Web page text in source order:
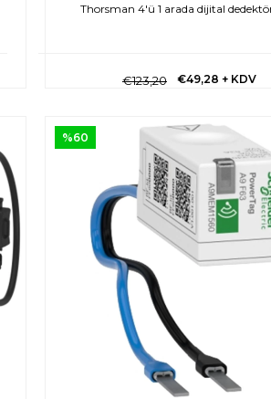
Thorsman 4'ü 1 arada dijital
€49,28 + KDV
€123,20
%60